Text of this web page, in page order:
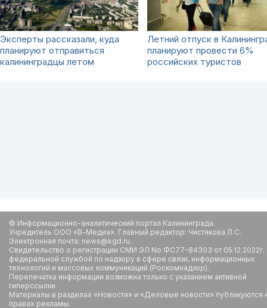
Эксперты рассказали, куда
планируют отправиться
калининградцы летом
Летний отпуск в
планируют провести 6%
российских туристов
© Информационно-аналитический портал Калининграда.
Учредитель ООО «В-Медиа». Главный редактор: Чистякова Л.С.
Электронная почта: news@kgd.ru.
Свидетельство о регистрации СМИ ЭЛ No ФС77-84303 от
федеральной службой по надзору в сфере связи, информационных
технологий и массовых коммуникаций (Роскомнадзор).
Перепечатка информации возможна только с указанием активной
гиперссылки.
Материалы в разделах «Новости» и «Деловые новости» публикуются
правах рекламы.